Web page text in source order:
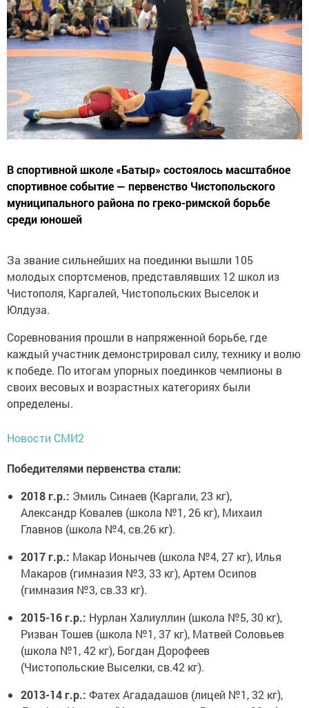
В спортивной школе «Батыр» состоялось масштабное
спортивное событие — первенство Чистопольского
муниципального района по греко-римской борьбе
среди юношей
За звание сильнейших на поединки вышли 105
молодых спортсменов, представлявших 12 школ из
Чистополя, Каргалей, Чистопольских Выселок и
Юлдуза.
Соревнования прошли в напряженной борьбе, где
каждый участник демонстрировал силу, технику и волю
к победе. По итогам упорных поединков чемпионы в
своих весовых и возрастных категориях были
определены.
Новости СМИ2
Победителями первенства стали:
2018 г.р.: Эмиль Синаев (Каргали, 23 кг),
Александр Ковалев (школа №1, 26 кг), Михаил
Главнов (школа №4, св.26 кг).
2017 г.р.: Макар Ионычев (школа №4, 27 кг), Илья
Макаров (гимназия №3, 33 кг), Артем Осипов
(гимназия №3, св.33 кг).
2015-16 г.р.: Нурлан Халиуллин (школа №5, 30 кг),
Ризван Тошев (школа №1, 37 кг), Матвей Соловьев
(школа №1, 42 кг), Богдан Дорофеев
(Чистопольские Выселки, св.42 кг).
2013-14 г.р.: Фатех Агададашов (лицей №1, 32 кг),